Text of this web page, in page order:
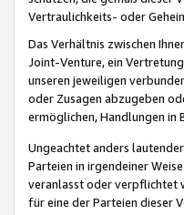
Vertraulichkeits- oder
Das Verhältnis zwischen
Joint-Venture, ein
unseren jeweiligen
oder Zusagen abzugeben
ermöglichen, Handlungen in
Ungeachtet anders
Parteien in irgendeiner
veranlasst oder verpflichtet
für eine der Parteien dieser